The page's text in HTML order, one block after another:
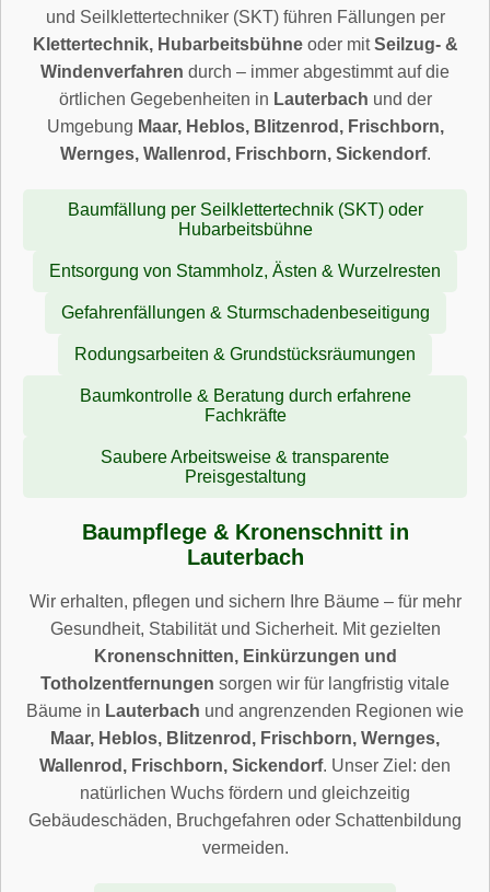
und Seilklettertechniker (SKT) führen Fällungen per
Klettertechnik, Hubarbeitsbühneoder mitSeilzug- &
Windenverfahren durch – immer abgestimmt auf die
örtlichen Gegebenheiten in Lauterbach und der
Umgebung Maar, Heblos, Blitzenrod, Frischborn,
Wernges, Wallenrod, Frischborn, Sickendorf.
Baumfällung per Seilklettertechnik (SKT) oder
Hubarbeitsbühne
Entsorgung von Stammholz, Ästen & Wurzelresten
Gefahrenfällungen & Sturmschadenbeseitigung
Rodungsarbeiten & Grundstücksräumungen
Baumkontrolle & Beratung durch erfahrene
Fachkräfte
Saubere Arbeitsweise & transparente
Preisgestaltung
Baumpflege & Kronenschnitt in
Lauterbach
Wir erhalten, pflegen und sichern Ihre Bäume – für mehr
Gesundheit, Stabilität und Sicherheit. Mit gezielten
Kronenschnitten, Einkürzungen und
Totholzentfernungen sorgen wir für langfristig vitale
Bäume in Lauterbach und angrenzenden Regionen wie
Maar, Heblos, Blitzenrod, Frischborn, Wernges,
Wallenrod, Frischborn, Sickendorf. Unser Ziel: den
natürlichen Wuchs fördern und gleichzeitig
Gebäudeschäden, Bruchgefahren oder Schattenbildung
vermeiden.